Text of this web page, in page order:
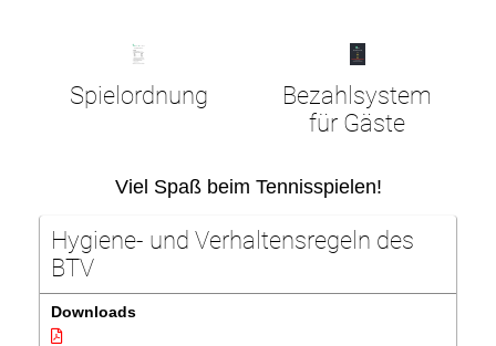
Spielordnung
Bezahlsystem
für Gäste
Viel Spaß beim Tennisspielen!
Hygiene- und Verhaltensregeln des
BTV
Downloads